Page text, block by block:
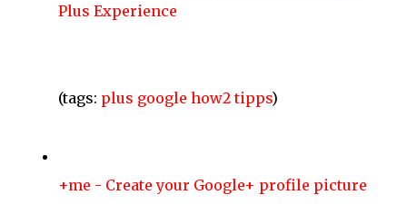
Plus Experience
(tags: plus google how2 tipps)
+me - Create your Google+ profile picture